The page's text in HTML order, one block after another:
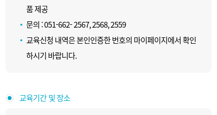
품 제공
문의 : 051-662- 2567, 2568, 2559
교육신청 내역은 본인인증한 번호의 마이페이지에서 확인
하시기 바랍니다.
교육기간 및 장소